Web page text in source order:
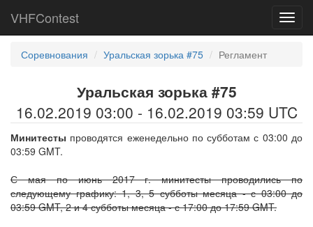
VHFContest
Соревнования Уральская зорька #75 Регламент
Уральская зорька #75
16.02.2019 03:00 - 16.02.2019 03:59 UTC
Минитесты проводятся еженедельно по субботам с 03:00 до
03:59 GMT.
С мая по июнь 2017 г. минитесты проводились по
следующему графику: 1, 3, 5 субботы месяца - с 03:00 до
03:59 GMT, 2 и 4 субботы месяца - с 17:00 до 17:59 GMT.